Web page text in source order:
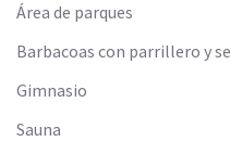
Área de parques
Barbacoas con parrillero y
Gimnasio
Sauna